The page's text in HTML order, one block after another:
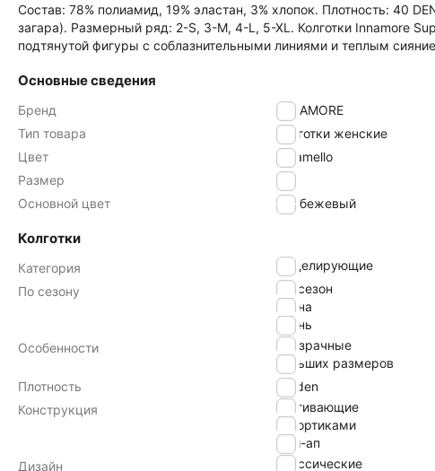
Состав: 78% полиамид, 19% эластан, 3% хлопок. Плотность: 40
загара). Размерный ряд: 2-S, 3-M, 4-L, 5-XL. Колготки Innamore
подтянутой фигуры с соблазнительными линиями и теплым
Основные сведения
Бренд
INNAMORE
Тип товара
Колготки женские
Цвет
caramello
Размер
5
Основной цвет
бежевый
Колготки
Категория
моделирующие
По сезону
всесезон
весна
осень
Особенности
прозрачные
больших размеров
Плотность
40 den
Конструкция
утягивающие
с шортиками
пуш-ап
Дизайн
классические